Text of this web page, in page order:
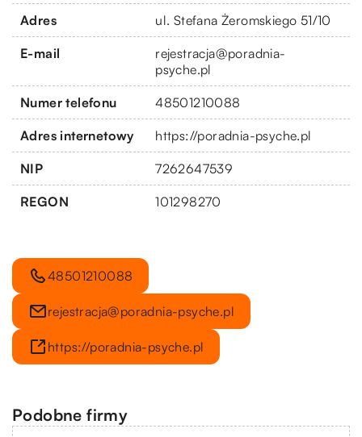
Adres ul. Stefana Żeromskiego 51/10
E-mail
rejestracja@poradnia-
psyche.pl
Numer telefonu 48501210088
Adres internetowy https://poradnia-psyche.pl
NIP 7262647539
REGON 101298270
48501210088
rejestracja@poradnia-psyche.pl
https://poradnia-psyche.pl
Podobne firmy